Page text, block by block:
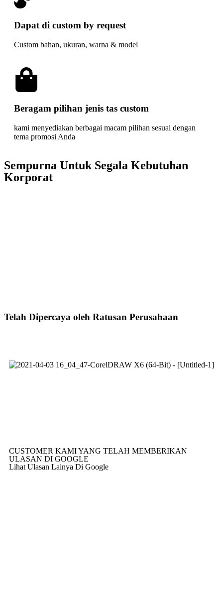
Dapat di custom by request
Custom bahan, ukuran, warna & model
Beragam pilihan jenis tas custom
kami menyediakan berbagai macam pilihan sesuai dengan
tema promosi Anda
Sempurna Untuk Segala Kebutuhan
Korporat
Telah Dipercaya oleh Ratusan Perusahaan
CUSTOMER KAMI YANG TELAH MEMBERIKAN
ULASAN DI GOOGLE
Lihat Ulasan Lainya Di Google